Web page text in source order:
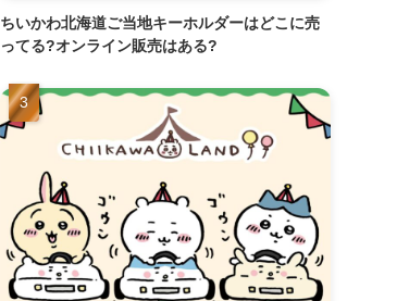
ちいかわ北海道ご当地キーホルダーはどこに売
ってる?オンライン販売はある?